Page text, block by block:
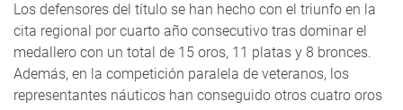
Los defensores del título se han hecho con el triunfo en la
cita regional por cuarto año consecutivo tras dominar el
medallero con un total de 15 oros, 11 platas y 8 bronces.
Además, en la competición paralela de veteranos, los
representantes náuticos han conseguido otros cuatro oros